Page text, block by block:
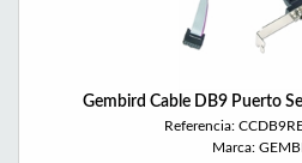
Gembird Cable DB9 Puerto
Referencia:
Marca: